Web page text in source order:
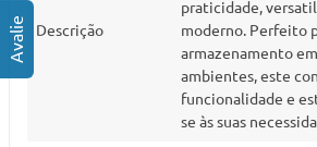
Descrição
praticidade,
moderno. Perfeito
armazenamento
ambientes, este
funcionalidade e
se às suas